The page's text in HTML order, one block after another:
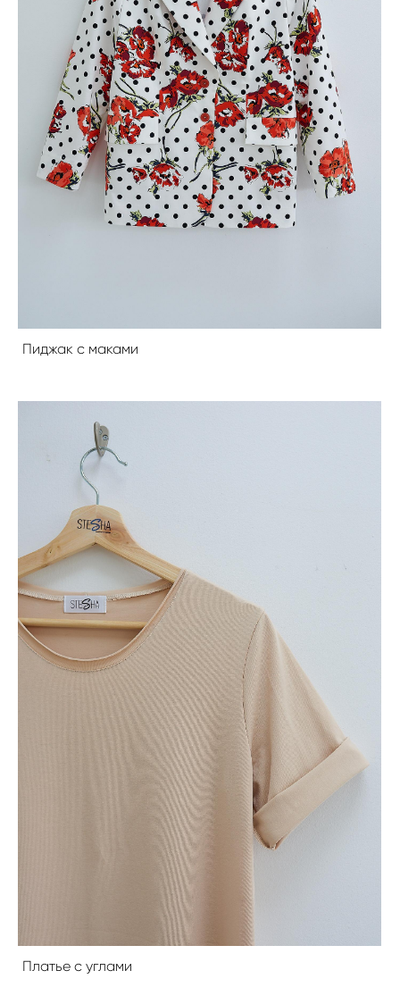
Пиджак с маками
Платье с углами